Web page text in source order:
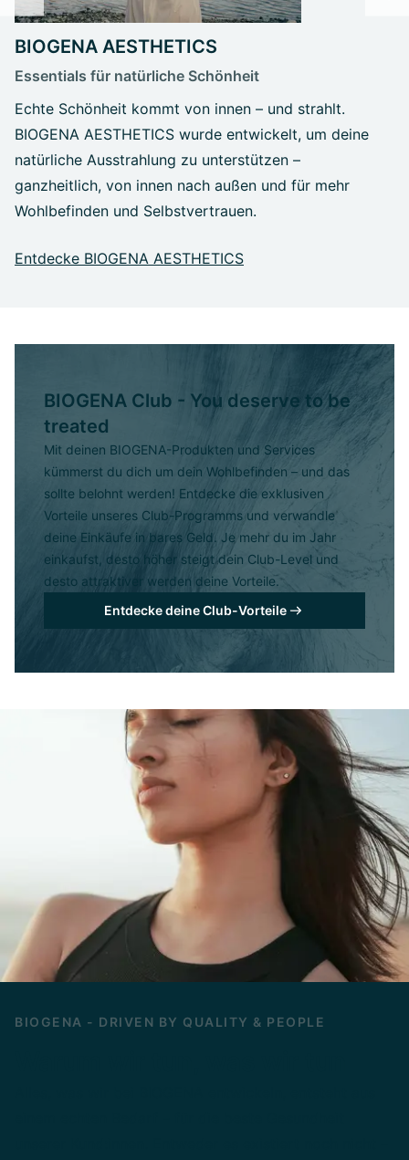
BIOGENA AESTHETICS
Essentials für natürliche Schönheit
Echte Schönheit kommt von innen – und strahlt.
BIOGENA AESTHETICS wurde entwickelt, um deine
natürliche Ausstrahlung zu unterstützen –
ganzheitlich, von innen nach außen und für mehr
Wohlbefinden und Selbstvertrauen.
Entdecke BIOGENA AESTHETICS
BIOGENA Club - You deserve to be
treated
Mit deinen BIOGENA-Produkten und Services
kümmerst du dich um dein Wohlbefinden – und das
sollte belohnt werden! Entdecke die exklusiven
Vorteile unseres Club-Programms und verwandle
deine Einkäufe in bares Geld. Je mehr du im Jahr
einkaufst, desto höher steigt dein Club-Level und
desto attraktiver werden deine Vorteile.
Entdecke deine Club-Vorteile
BIOGENA - DRIVEN BY QUALITY & PEOPLE